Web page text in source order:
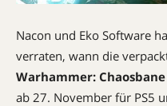
Nacon und Eko Software
verraten, wann die
Warhammer: Chaosbane
ab 27. November für PS5